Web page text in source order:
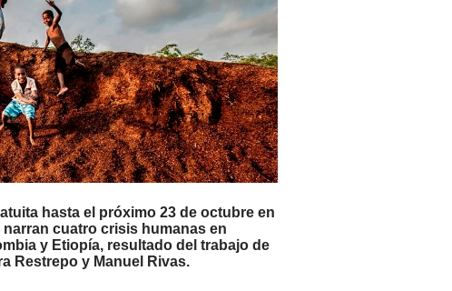
hasta el próximo 23 de octubre en
narran cuatro crisis humanas en
y Etiopía, resultado del trabajo de
Restrepo y Manuel Rivas.